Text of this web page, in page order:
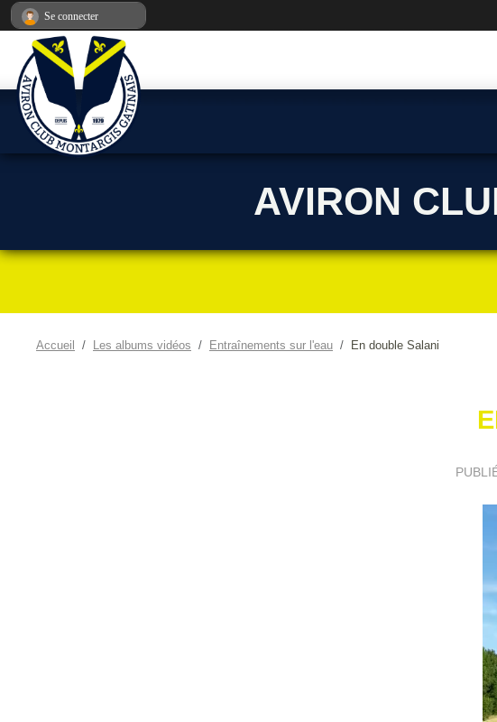
AVIRON
Accueil Les albums vidéos Entraînements sur l'eau En double Salani
Se connecter
Panneau de gestion des cookies